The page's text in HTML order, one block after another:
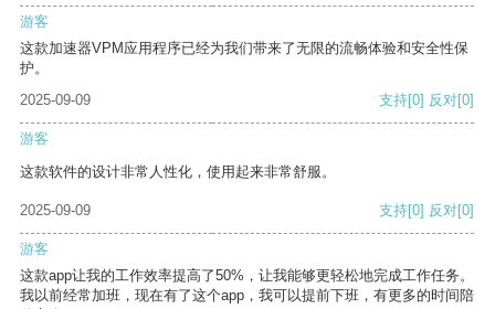
游客
这款加速器VPM应用程序已经为我们带来了无限的流畅体验和安全性保
护。
2025-09-09
支持[0] 反对[0]
游客
这款软件的设计非常人性化，使用起来非常舒服。
2025-09-09 支持[0] 反对[0]
游客
这款app让我的工作效率提高了50%，让我能够更轻松地完成工作任务。
我以前经常加班，现在有了这个app，我可以提前下班，有更多的时间陪